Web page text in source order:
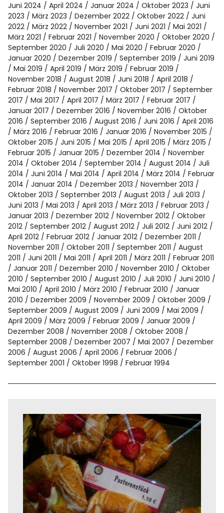
Juni 2024 April 2024 Januar 2024 Oktober 2023
Juni
2023
März 2023 Dezember 2022 Oktober 2022
Juni
2022
März 2022 November 2021 Juni 2021
Mai 2021
März 2021
Februar 2021 November 2020
Oktober 2020
September 2020
Juli 2020 Mai 2020
Februar 2020
Januar 2020
Dezember 2019 September 2019
Juni 2019
Mai 2019
April 2019 März 2019
Februar 2019
November 2018
August 2018 Juni 2018
April 2018
Februar 2018
November 2017 Oktober 2017
September
2017
Mai 2017 April 2017 März 2017
Februar 2017
Januar 2017
Dezember 2016 November 2016
Oktober
2016
September 2016 August 2016 Juni 2016
April 2016
März 2016
Februar 2016 Januar 2016
November 2015
Oktober 2015
Juni 2015 Mai 2015 April 2015
März 2015
Februar 2015
Januar 2015 Dezember 2014
November
2014
Oktober 2014 September 2014 August 2014
Juli
2014
Juni 2014 Mai 2014 April 2014 März 2014
Februar
2014
Januar 2014 Dezember 2013
November 2013
Oktober 2013
September 2013 August 2013
Juli 2013
Juni 2013
Mai 2013 April 2013 März 2013
Februar 2013
Januar 2013
Dezember 2012 November 2012
Oktober
2012
September 2012 August 2012 Juli 2012
Juni 2012
April 2012
Februar 2012 Januar 2012
Dezember 2011
November 2011
Oktober 2011 September 2011
August
2011
Juni 2011 Mai 2011 April 2011 März 2011
Februar 2011
Januar 2011
Dezember 2010 November 2010
Oktober
2010
September 2010 August 2010 Juli 2010
Juni 2010
Mai 2010
April 2010 März 2010 Februar 2010
Januar
2010
Dezember 2009 November 2009
Oktober 2009
September 2009
August 2009 Juni 2009
Mai 2009
April 2009
März 2009 Februar 2009
Januar 2009
Dezember 2008
November 2008
Oktober 2008
September 2008
Dezember 2007 Mai 2007
Dezember
2006
August 2006 April 2006
Februar 2006
September 2001
Oktober 1998 Februar 1994